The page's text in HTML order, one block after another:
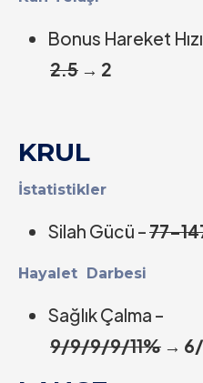
Bonus Hareket
2.5 → 2
KRUL
İstatistikler
Silah Gücü –77-
Hayalet Darbesi
Sağlık Çalma –
9/9/9/9/11% →